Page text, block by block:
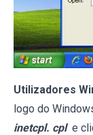
Utilizadores
logo do
inetcpl. cpl e